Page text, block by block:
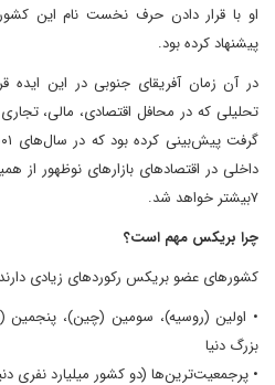
او با قرار دادن حرف نخست نام این
پیشنهاد کرده بود.
در آن زمان آفریقای جنوبی در این ایده
تحلیلی که در محافل اقتصادی، مالی،
داخلی در اقتصادهای بازارهای نوظهور
۷بیشتر خواهد شد.
چرا بریکس مهم است؟
کشورهای عضو بریکس رکوردهای زیادی
• اولین (روسیه)، سومین (چین)،
بزرگ دنیا
• پرجمعیت‌ترین‌ها (دو کشور میلیارد نفری